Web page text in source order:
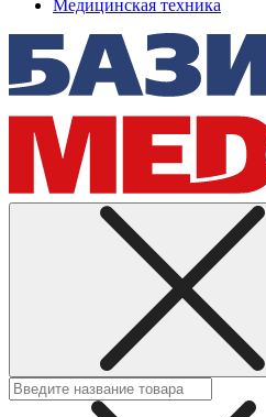
Медицинская техника